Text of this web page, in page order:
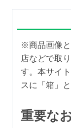
接
続
ラ
イ
セ
ス
新
※商品画像
店などで取
す。本サイ
スに「箱」
重要な